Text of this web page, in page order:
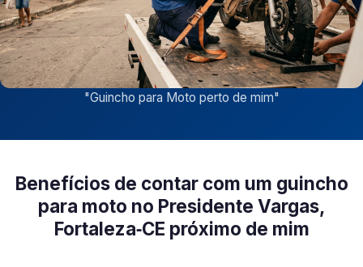
"Guincho para Moto perto de mim"
Benefícios de contar com um guincho
para moto no Presidente Vargas,
Fortaleza‑CE próximo de mim